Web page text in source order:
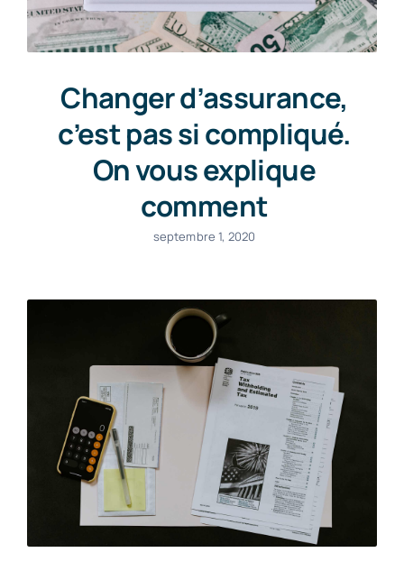
Changer d’assurance,
c’est pas si compliqué.
On vous explique
comment
septembre 1, 2020